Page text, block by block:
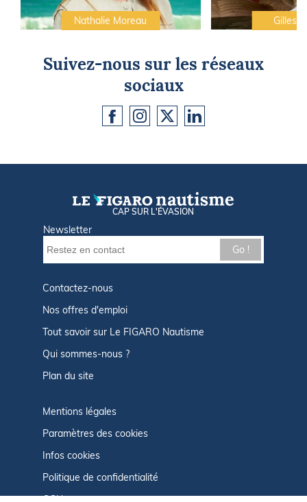
Nathalie Moreau Gilles
Suivez-nous sur les réseaux
sociaux
CAP SUR L'ÉVASION
Newsletter
Go !
Contactez-nous
Nos offres d'emploi
Tout savoir sur Le FIGARO Nautisme
Qui sommes-nous ?
Plan du site
Mentions légales
Paramètres des cookies
Infos cookies
Politique de confidentialité